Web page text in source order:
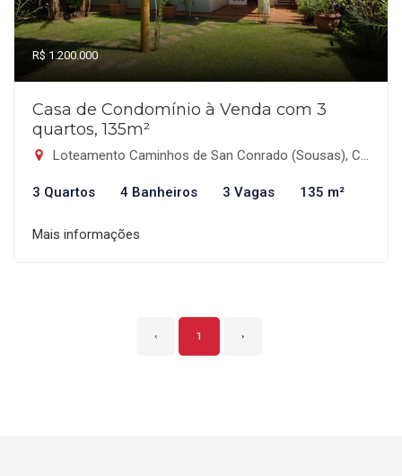
R$ 1.200.000
Casa de Condomínio à Venda com 3
quartos, 135m²
Loteamento Caminhos de San Conrado (Sousas), Campinas-SP
3 Quartos 4 Banheiros 3 Vagas 135 m²
Mais informações
‹ 1 ›